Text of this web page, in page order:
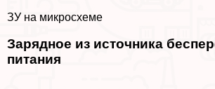
ЗУ на микросхеме
Зарядное из источника
питания